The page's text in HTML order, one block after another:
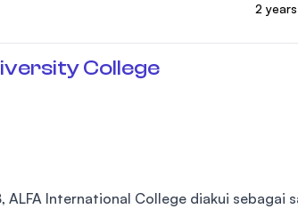
2 years
College
ALFA International College diakui sebagai